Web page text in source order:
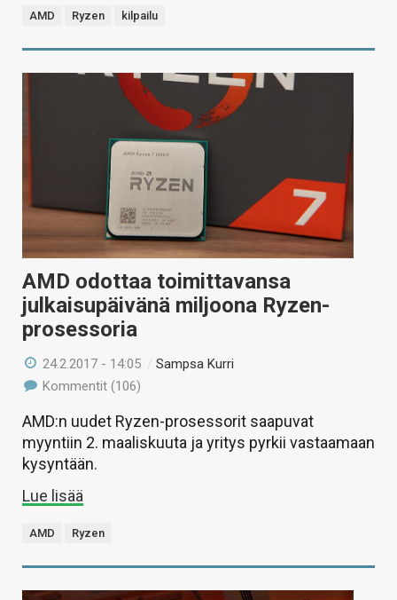
AMD Ryzen kilpailu
AMD odottaa toimittavansa
julkaisupäivänä miljoona Ryzen-
prosessoria
24.2.2017 - 14:05 /Sampsa Kurri
Kommentit (106)
AMD:n uudet Ryzen-prosessorit saapuvat
myyntiin 2. maaliskuuta ja yritys pyrkii vastaamaan
kysyntään.
Lue lisää
AMD Ryzen